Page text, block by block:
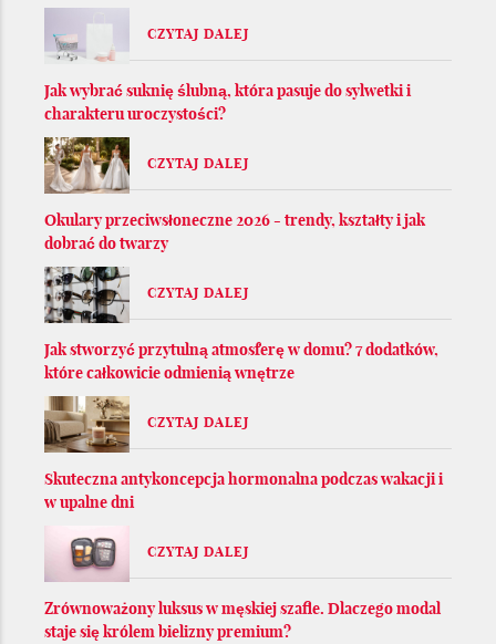
CZYTAJ DALEJ
Jak wybrać suknię ślubną, która pasuje do sylwetki i
charakteru uroczystości?
CZYTAJ DALEJ
Okulary przeciwsłoneczne 2026 - trendy, kształty i jak
dobrać do twarzy
CZYTAJ DALEJ
Jak stworzyć przytulną atmosferę w domu? 7 dodatków,
które całkowicie odmienią wnętrze
CZYTAJ DALEJ
Skuteczna antykoncepcja hormonalna podczas wakacji i
w upalne dni
CZYTAJ DALEJ
Zrównoważony luksus w męskiej szafie. Dlaczego modal
staje się królem bielizny premium?